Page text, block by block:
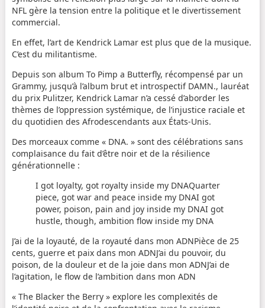
NFL gère la tension entre la politique et le divertissement
commercial.
En effet, l’art de Kendrick Lamar est plus que de la musique.
C’est du militantisme.
Depuis son album To Pimp a Butterfly, récompensé par un
Grammy, jusqu’à l’album brut et introspectif DAMN., lauréat
du prix Pulitzer, Kendrick Lamar n’a cessé d’aborder les
thèmes de l’oppression systémique, de l’injustice raciale et
du quotidien des Afrodescendants aux États-Unis.
Des morceaux comme « DNA. » sont des célébrations sans
complaisance du fait d’être noir et de la résilience
générationnelle :
I got loyalty, got royalty inside my DNAQuarter
piece, got war and peace inside my DNAI got
power, poison, pain and joy inside my DNAI got
hustle, though, ambition flow inside my DNA
J’ai de la loyauté, de la royauté dans mon ADNPièce de 25
cents, guerre et paix dans mon ADNJ’ai du pouvoir, du
poison, de la douleur et de la joie dans mon ADNJ’ai de
l’agitation, le flow de l’ambition dans mon ADN
« The Blacker the Berry » explore les complexités de